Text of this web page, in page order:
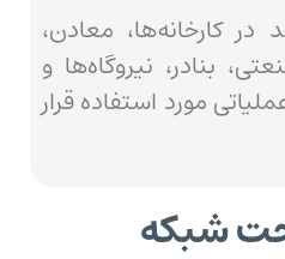
در کارخانه‌ها، معادن،
بنادر، نیروگاه‌ها و
مورد استفاده قرار
شبکه